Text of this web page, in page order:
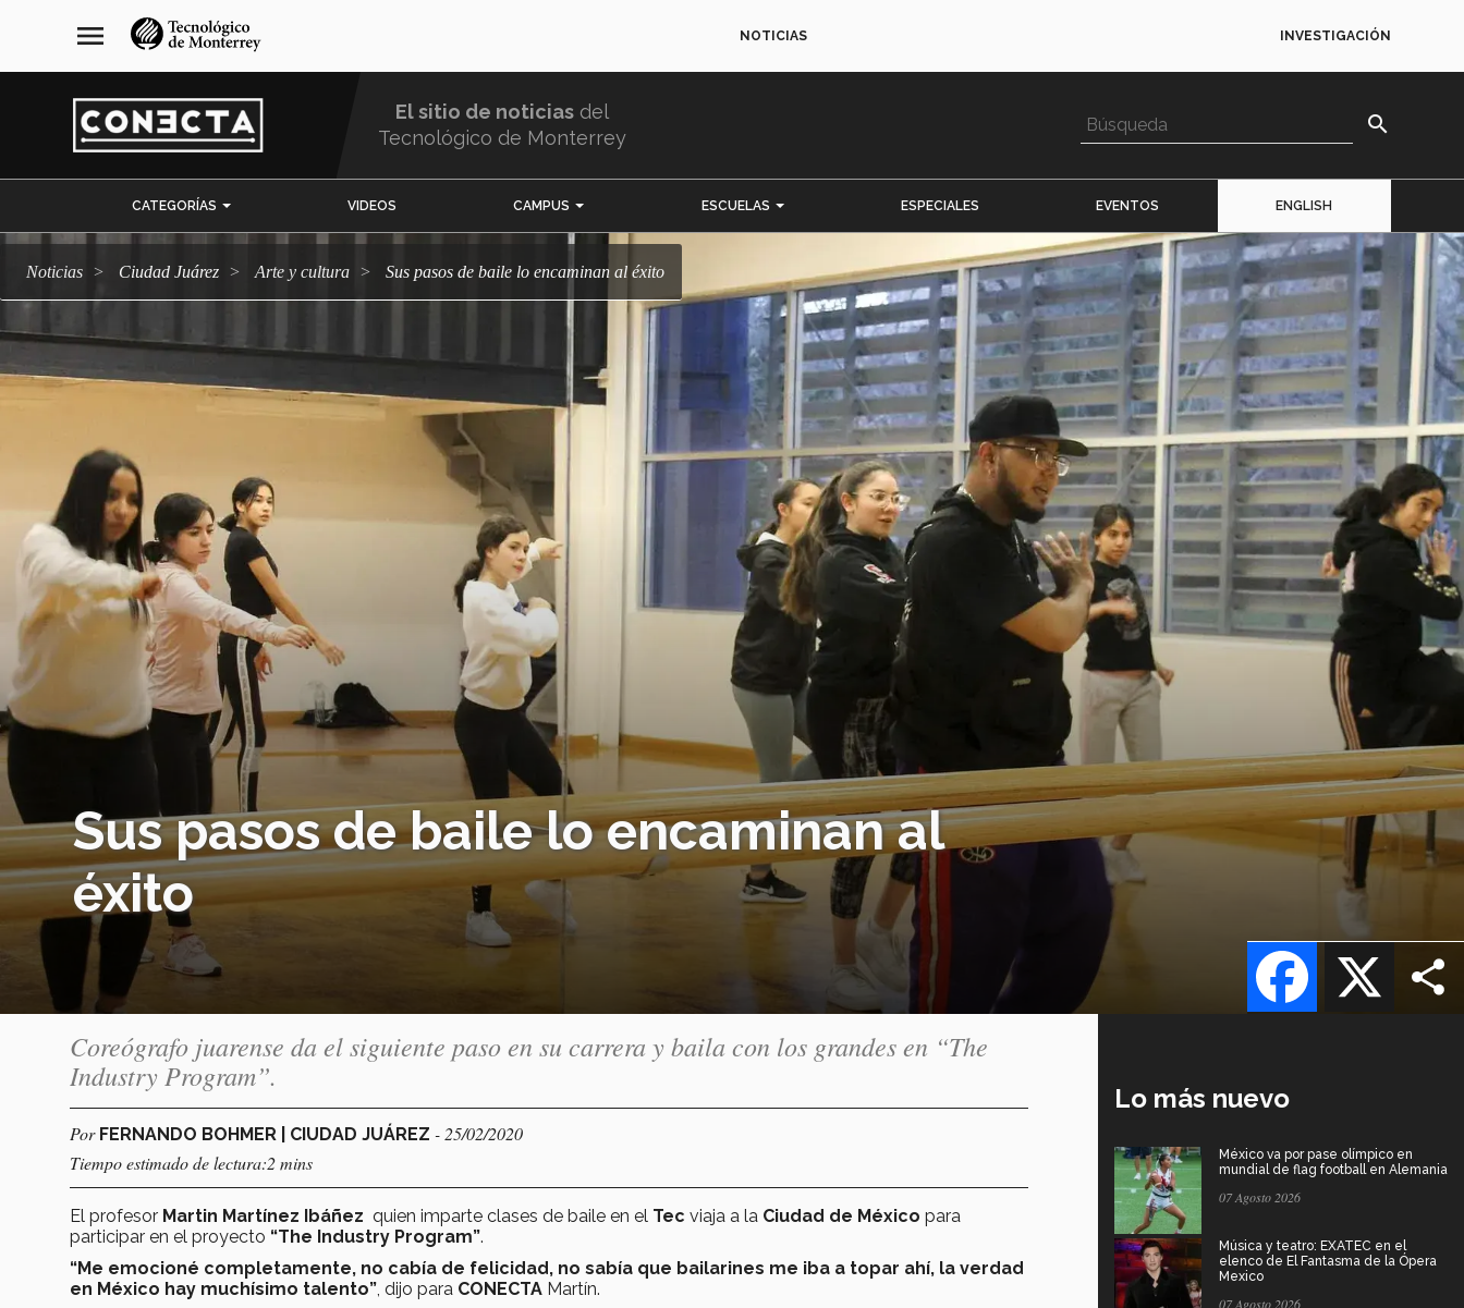
navegación
principal
menu NOTICIAS INVESTIGACIÓN
El sitio de noticias del
Tecnológico de Monterrey
search
CATEGORÍAS VIDEOS CAMPUS ESCUELAS ESPECIALES EVENTOS ENGLISH
Noticias Ciudad Juárez arte y cultura Sus pasos de baile lo encaminan al éxito
Sus pasos de baile lo encaminan al
éxito
X
Facebook
Coreógrafo juarense da el siguiente paso en su carrera y baila con los grandes en “The
Industry Program”.
Por FERNANDO BOHMER | CIUDAD JUÁREZ - 25/02/2020
Tiempo estimado de lectura:2 mins
El profesor Martin Martínez Ibáñez quien imparte clases de baile en el Tec viaja a la Ciudad de México para
participar en el proyecto “The Industry Program”.
“Me emocioné completamente, no cabía de felicidad, no sabía que bailarines me iba a topar ahí, la verdad
en México hay muchísimo talento” , dijo para CONECTA Martín.
Lo más nuevo
México va por pase olímpico en
mundial de flag football en Alemania
07 Agosto 2026
Música y teatro: EXATEC en el
elenco de El Fantasma de la Ópera
Mexico
07 Agosto 2026